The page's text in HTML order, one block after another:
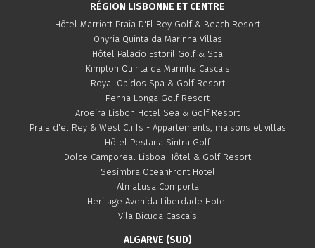
RÉGION LISBONNE ET CENTRE
Hôtel Marriott Praia D'El Rey Golf & Beach Resort
Onyria Quinta da Marinha Villas
Hôtel Palacio Estoril Golf & Spa
Kimpton Quinta da Marinha Cascais
Royal Obidos Spa & Golf Resort
Penha Longa Golf Resort
Aroeira Lisbon Hotel Sea & Golf Resort
Praia d'el Rey & West Cliffs - Appartements, maisons et villas
Hôtel Pestana Sintra Golf
Dolce Camporeal Lisboa Hôtel & Golf Resort
Sesimbra OceanFront Hotel
AlmaLusa Comporta
Heritage Avenida Liberdade Hotel
Vila Bicuda Cascais
ALGARVE (SUD)